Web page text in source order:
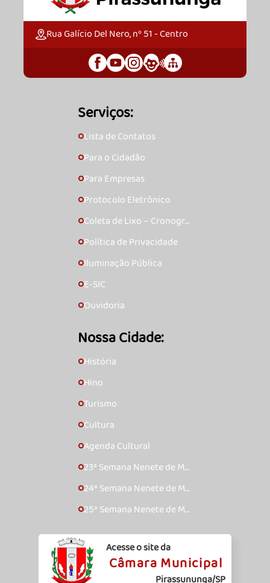
Rua Galício Del Nero, nº 51 - Centro
Serviços:
🞇Lista de Contatos
🞇Para o Cidadão
🞇Para Empresas
🞇Protocolo Eletrônico
🞇Coleta de Lixo – Cronogra
🞇Política de Privacidade
🞇Iluminação Pública
🞇E-SIC
🞇Ouvidoria
Nossa Cidade:
🞇História
🞇Hino
🞇Turismo
🞇Cultura
🞇Agenda Cultural
🞇23ª Semana Nenete de Mú
🞇24ª Semana Nenete de Mú
🞇25ª Semana Nenete de Mú
Acesse o site da
Câmara Municipal
Pirassununga/SP